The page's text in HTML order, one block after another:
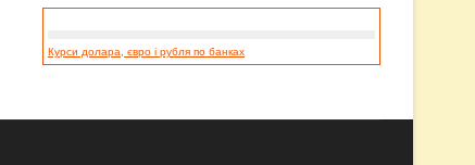
Курси долара, євро і рубля по банках